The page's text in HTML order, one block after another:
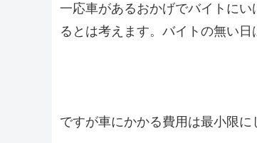
一応車があるおかげでバイトに
るとは考えます。バイトの無い日
ですが車にかかる費用は最小限に